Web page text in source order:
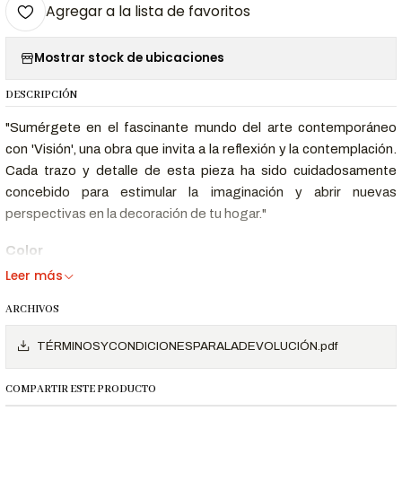
Agregar a la lista de favoritos
Mostrar stock de ubicaciones
DESCRIPCIÓN
"Sumérgete en el fascinante mundo del arte contemporáneo
con 'Visión', una obra que invita a la reflexión y la contemplación.
Cada trazo y detalle de esta pieza ha sido cuidadosamente
concebido para estimular la imaginación y abrir nuevas
perspectivas en la decoración de tu hogar."
Color
Medida
Material
Leer más
ARCHIVOS
TÉRMINOSYCONDICIONESPARALADEVOLUCIÓN.pdf
COMPARTIR ESTE PRODUCTO